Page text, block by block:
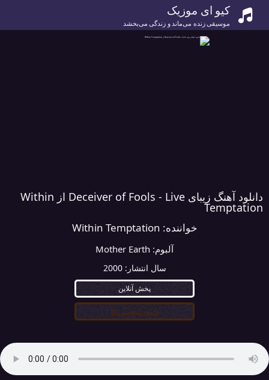
کیو ای موزیک
موسیقی زنده می‌ماند و زندگی می‌بخشد
دانلود آهنگ زیبای Deceiver of Fools - Live از Within
Temptation
خواننده: Within Temptation
آلبوم: Mother Earth
سال انتشار:2000
پخش آنلاین
دانلود کیفیت ۳۲۰